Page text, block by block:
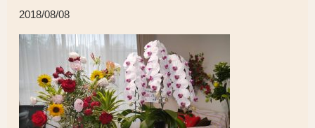
2018/08/08